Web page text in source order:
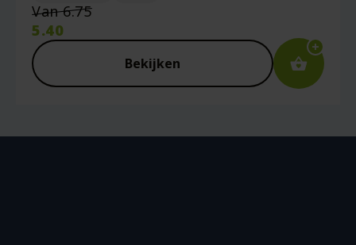
Van6.75Oorspronkelijke
was:
€6.75.
5.40
Huidige
prijs
is:
€5.40.
Bekijken